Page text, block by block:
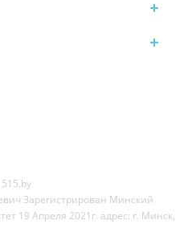
Зарегистрирован Минский
19 Апреля 2021г. адрес: г. Минск,